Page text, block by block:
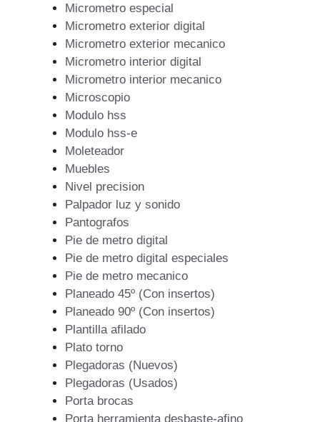
Micrometro especial
Micrometro exterior digital
Micrometro exterior mecanico
Micrometro interior digital
Micrometro interior mecanico
Microscopio
Modulo hss
Modulo hss-e
Moleteador
Muebles
Nivel precision
Palpador luz y sonido
Pantografos
Pie de metro digital
Pie de metro digital especiales
Pie de metro mecanico
Planeado 45º (Con insertos)
Planeado 90º (Con insertos)
Plantilla afilado
Plato torno
Plegadoras (Nuevos)
Plegadoras (Usados)
Porta brocas
Porta herramienta desbaste-afino